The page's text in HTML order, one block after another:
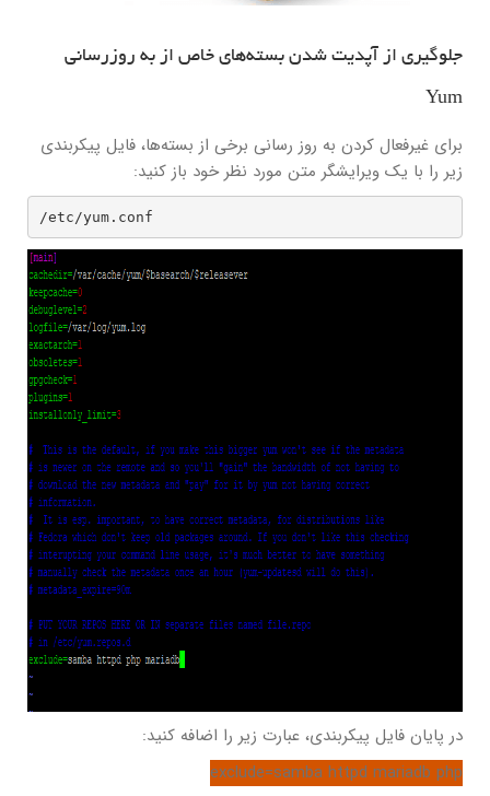
جلوگیری از آپدیت شدن بسته‌های خاص از به روزرسانی
Yum
برای غیرفعال کردن به روز رسانی برخی از بسته‌ها، فایل پیکربندی
زیر را با یک ویرایشگر متن مورد نظر خود باز کنید:
/etc/yum.conf
در پایان فایل پیکربندی، عبارت زیر را اضافه کنید:
exclude=samba httpd mariadb php